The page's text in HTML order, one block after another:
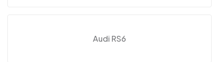
Audi RS6